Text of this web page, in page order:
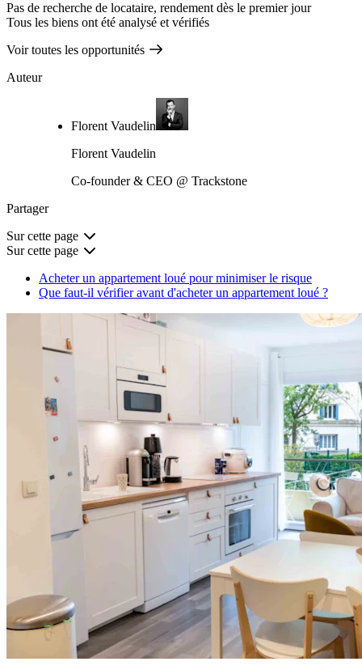
Pas de recherche de locataire, rendement dès le premier jour
Tous les biens ont été analysé et vérifiés
Voir toutes les opportunités
Auteur
Florent Vaudelin
Florent Vaudelin
Co-founder & CEO @ Trackstone
Partager
Sur cette page
Sur cette page
Acheter un appartement loué pour minimiser le risque
Que faut-il vérifier avant d'acheter un appartement loué ?